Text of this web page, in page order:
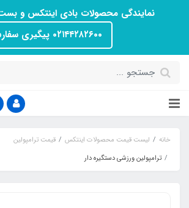
نمایندگی محصولات بادی اینتکس و
۰۲۱۴۴۲۸۲۶۰۰ پیگیری سفارش
خانه لیست قیمت محصولات اینتکس
قیمت ترامپولین
ترامپولین ورزشی دستگیره دار